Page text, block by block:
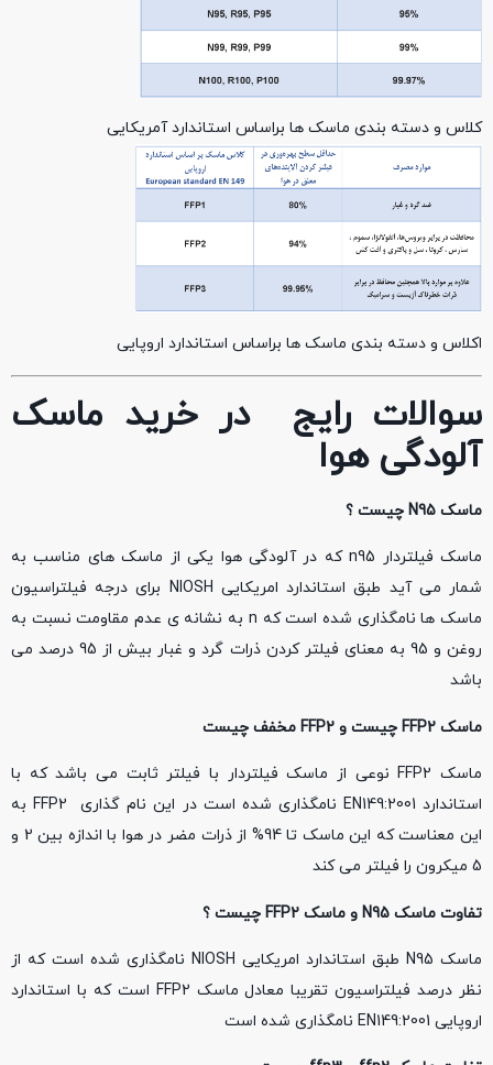
کلاس و دسته بندی ماسک ها براساس استاندارد آمریکایی
اکلاس و دسته بندی ماسک ها براساس استاندارد اروپایی
سوالات رایج در خرید ماسک
آلودگی هوا
ماسک چیست ؟
ماسک فیلتردار n95 که در آلودگی هوا یکی از ماسک های مناسب به
شمار می آید طبق استاندارد امریکایی NIOSH برای درجه فیلتراسیون
ماسک ها نامگذاری شده است که n به نشانه ی عدم مقاومت نسبت به
روغن و 95 به معنای فیلتر کردن ذرات گرد و غبار بیش از 95 درصد می
باشد
ماسک چیست و مخفف چیست
ماسک FFP2 نوعی از ماسک فیلتردار با فیلتر ثابت می باشد که با
استاندارد EN149:2001 نامگذاری شده است در این نام گذاری FFP2 به
این معناست که این ماسک تا 94% از ذرات مضر در هوا با اندازه بین 2 و
5 میکرون را فیلتر می کند
تفاوت ماسک و ماسک چیست ؟
ماسک N95 طبق استاندارد امریکایی NIOSH نامگذاری شده است که از
نظر درصد فیلتراسیون تقریبا معادل ماسک FFP2 است که با استاندارد
اروپایی EN149:2001 نامگذاری شده است